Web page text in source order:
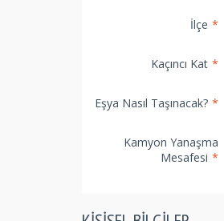
İlçe *
Kaçıncı Kat *
Eşya Nasıl Taşınacak? *
Kamyon Yanaşma
Mesafesi *